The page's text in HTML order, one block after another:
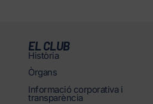
EL CLUB
Història
Òrgans
Informació corporativa i
transparència